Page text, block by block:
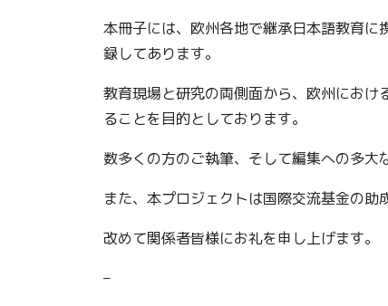
本冊子には、欧州各地で継承日本語教育
録してあります。
教育現場と研究の両側面から、欧州にお
ることを目的としております。
数多くの方のご執筆、そして編集への多大
また、本プロジェクトは国際交流基金の助
改めて関係者皆様にお礼を申し上げます。
–